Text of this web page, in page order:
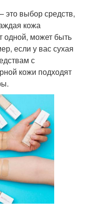
выбор средств,
кожа
одной, может быть
если у вас сухая
с
кожи подходят